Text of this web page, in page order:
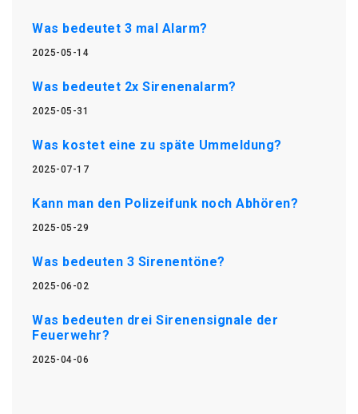
Was bedeutet 3 mal Alarm?
2025-05-14
Was bedeutet 2x Sirenenalarm?
2025-05-31
Was kostet eine zu späte Ummeldung?
2025-07-17
Kann man den Polizeifunk noch Abhören?
2025-05-29
Was bedeuten 3 Sirenentöne?
2025-06-02
Was bedeuten drei Sirenensignale der
Feuerwehr?
2025-04-06